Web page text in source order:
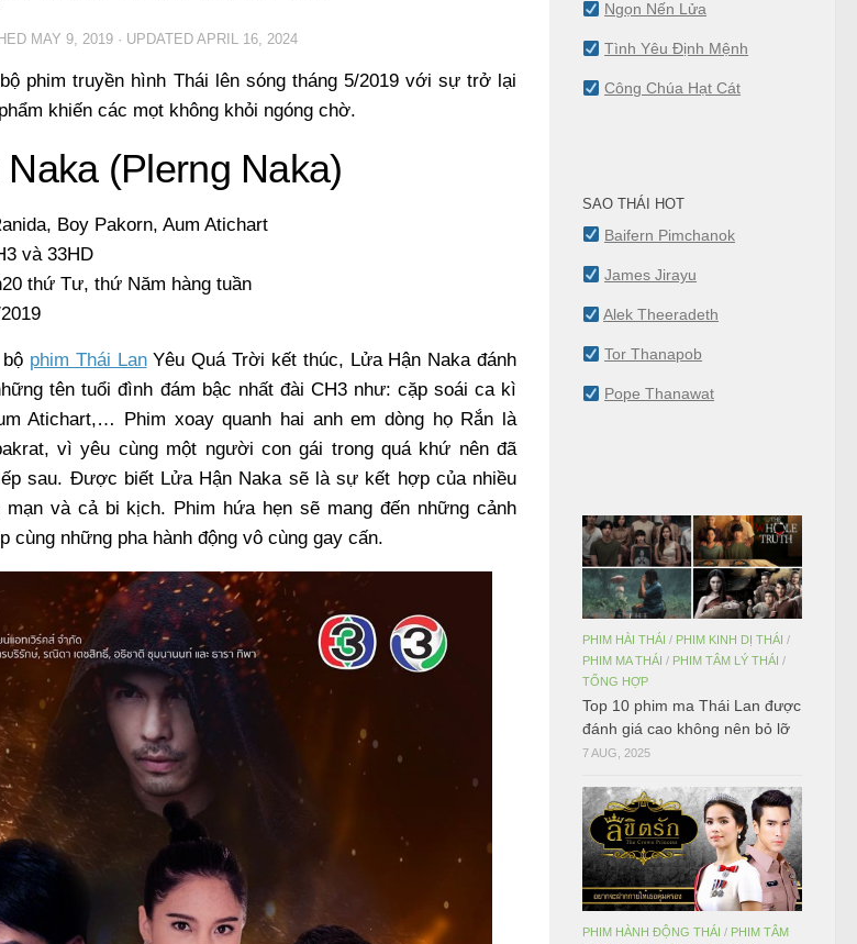
MAY 9, 2019 · UPDATED APRIL 16, 2024
phim truyền hình Thái lên sóng tháng 5/2019 với sự trở lại
khiến các mọt không khỏi ngóng chờ.
(Plerng Naka)
Boy Pakorn, Aum Atichart
và 33HD
thứ Tư, thứ Năm hàng tuần
phim Thái LanYêu Quá Trời kết thúc, Lửa Hận Naka đánh
tên tuổi đình đám bậc nhất đài CH3 như: cặp soái ca kì
Atichart,… Phim xoay quanh hai anh em dòng họ Rắn là
vì yêu cùng một người con gái trong quá khứ nên đã
sau. Được biết Lửa Hận Naka sẽ là sự kết hợp của nhiều
và cả bi kịch. Phim hứa hẹn sẽ mang đến những cảnh
cùng những pha hành động vô cùng gay cấn.
Ngọn Nến Lửa
Tình Yêu Định Mệnh
Công Chúa Hạt Cát
SAO THÁI HOT
Baifern Pimchanok
James Jirayu
Alek Theeradeth
Tor Thanapob
Pope Thanawat
PHIM HÀI THÁI / PHIM KINH DỊ THÁI /
PHIM MA THÁI / PHIM TÂM LÝ THÁI /
TỔNG HỢP
Top 10 phim ma Thái Lan được
đánh giá cao không nên bỏ lỡ
7 AUG, 2025
PHIM HÀNH ĐỘNG THÁI / PHIM TÂM